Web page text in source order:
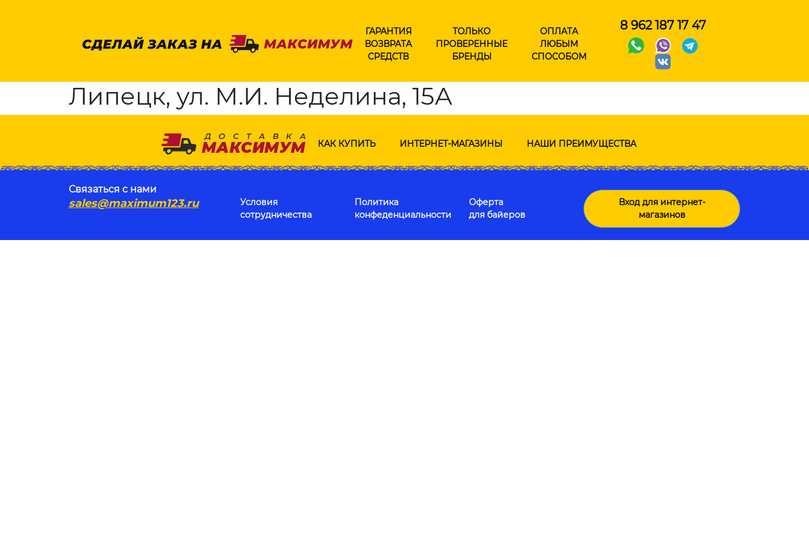
ГАРАНТИЯ
ВОЗВРАТА
СРЕДСТВ
ТОЛЬКО
ПРОВЕРЕННЫЕ
БРЕНДЫ
ОПЛАТА
ЛЮБЫМ
СПОСОБОМ
8 962 187 17 47
Липецк, ул. М.И. Неделина, 15А
КАК КУПИТЬ ИНТЕРНЕТ-МАГАЗИНЫ НАШИ ПРЕИМУЩЕСТВА
Связаться с нами
sales@maximum123.ru
Условия
сотрудничества
Политика
конфеденциальности
Оферта
для байеров
Вход для интернет-
магазинов